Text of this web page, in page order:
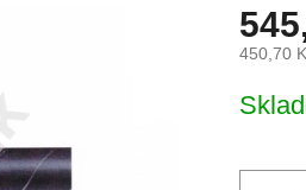
450,70
cena: